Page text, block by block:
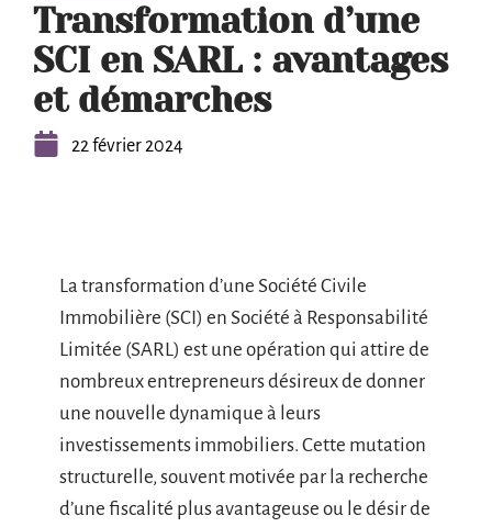
Transformation d’une
SCI en SARL : avantages
et démarches
22 février 2024
La transformation d’une Société Civile
Immobilière (SCI) en Société à Responsabilité
Limitée (SARL) est une opération qui attire de
nombreux entrepreneurs désireux de donner
une nouvelle dynamique à leurs
investissements immobiliers. Cette mutation
structurelle, souvent motivée par la recherche
d’une fiscalité plus avantageuse ou le désir de